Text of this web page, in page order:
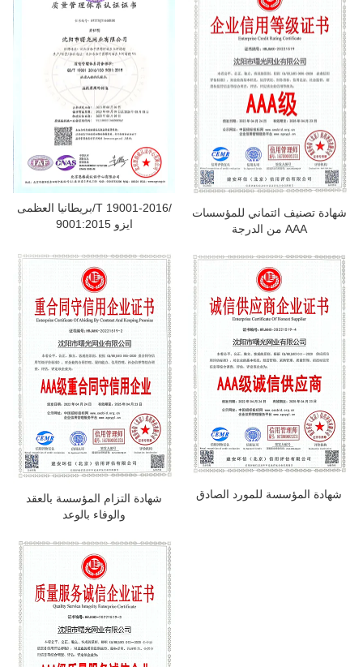
بريطانيا العظمى/T 19001-2016/
ايزو 9001:2015
شهادة تصنيف ائتماني للمؤسسات
من الدرجة AAA
شهادة التزام المؤسسة بالعقد
والوفاء بالوعد
شهادة المؤسسة للمورد الصادق